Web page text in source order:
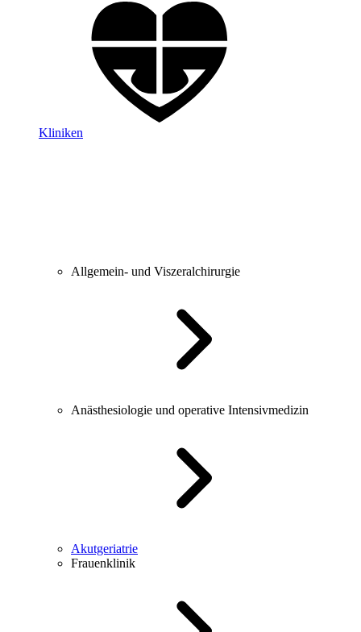
Kliniken
Allgemein- und Viszeralchirurgie
Anästhesiologie und operative Intensivmedizin
Akutgeriatrie
Frauenklinik